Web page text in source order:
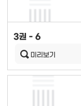
3권 - 6
미리보기